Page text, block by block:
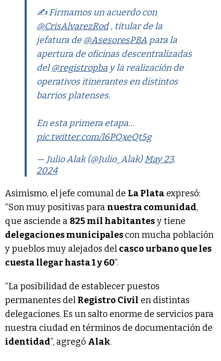
✍️ Firmamos un acuerdo con
@CrisAlvarezRod, titular de la
jefatura de @AsesoresPBA para la
apertura de oficinas descentralizadas
del@registropba y la realización de
operativos itinerantes en distintos
barrios platenses.
En esta primera etapa…
pic.twitter.com/l6PQxeQt5g
— Julio Alak (@Julio_Alak)May 23,
2024
Asimismo, el jefe comunal de La Plata expresó:
“Son muy positivas para nuestra comunidad,
que asciende a 825 mil habitantesy tiene
delegaciones municipalescon mucha población
y pueblos muy alejados del casco urbano que les
cuesta llegar hasta 1 y 60”.
“La posibilidad de establecer puestos
permanentes del Registro Civil en distintas
delegaciones. Es un salto enorme de servicios para
nuestra ciudad en términos de documentación de
identidad”, agregó Alak.